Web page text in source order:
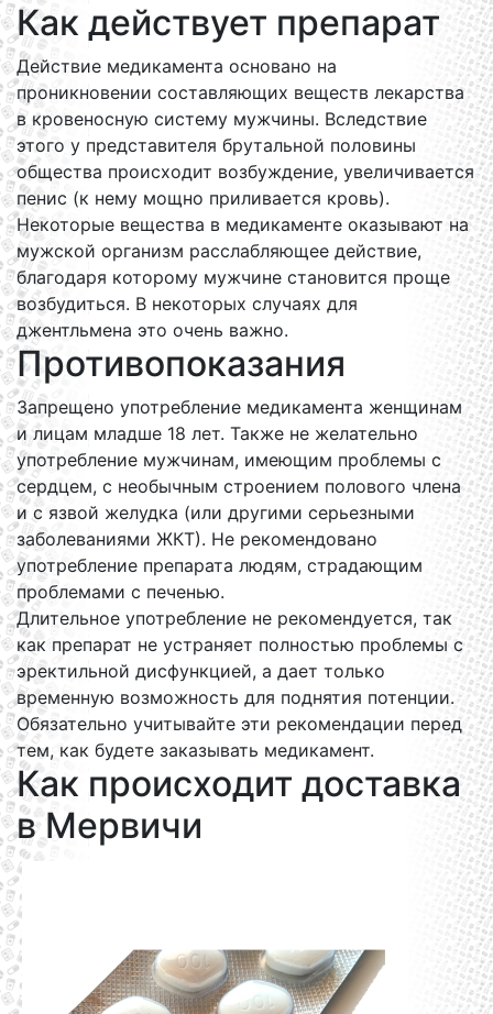
Как действует препарат
Действие медикамента основано на
проникновении составляющих веществ лекарства
в кровеносную систему мужчины. Вследствие
этого у представителя брутальной половины
общества происходит возбуждение, увеличивается
пенис (к нему мощно приливается кровь).
Некоторые вещества в медикаменте оказывают на
мужской организм расслабляющее действие,
благодаря которому мужчине становится проще
возбудиться. В некоторых случаях для
джентльмена это очень важно.
Противопоказания
Запрещено употребление медикамента женщинам
и лицам младше 18 лет. Также не желательно
употребление мужчинам, имеющим проблемы с
сердцем, с необычным строением полового члена
и с язвой желудка (или другими серьезными
заболеваниями ЖКТ). Не рекомендовано
употребление препарата людям, страдающим
проблемами с печенью.
Длительное употребление не рекомендуется, так
как препарат не устраняет полностью проблемы с
эректильной дисфункцией, а дает только
временную возможность для поднятия потенции.
Обязательно учитывайте эти рекомендации перед
тем, как будете заказывать медикамент.
Как происходит доставка
в Мервичи